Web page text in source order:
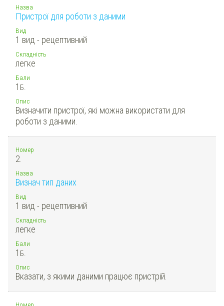
Назва
Пристрої для роботи з даними
Вид
1 вид - рецептивний
Складність
легке
Бали
1 Б.
Опис
Визначити пристрої, які можна використати для
роботи з даними.
Номер
2.
Назва
Визнач тип даних
Вид
1 вид - рецептивний
Складність
легке
Бали
1 Б.
Опис
Вказати, з якими даними працює пристрій.
Номер